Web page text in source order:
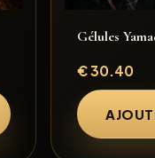
Gélules
€30.40